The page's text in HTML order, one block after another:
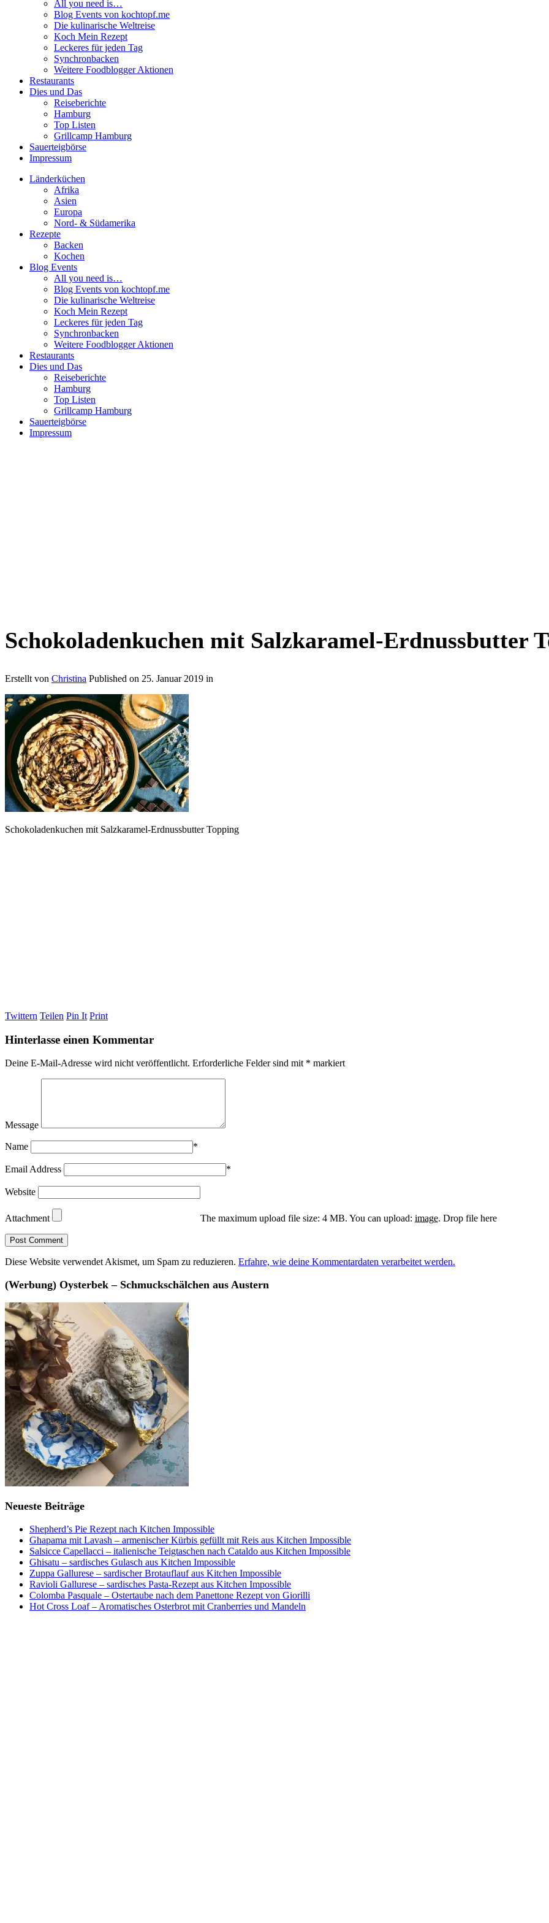
All you need is…
Blog Events von kochtopf.me
Die kulinarische Weltreise
Koch Mein Rezept
Leckeres für jeden Tag
Synchronbacken
Weitere Foodblogger Aktionen
Restaurants
Dies und Das
Reiseberichte
Hamburg
Top Listen
Grillcamp Hamburg
Sauerteigbörse
Impressum
Länderküchen
Afrika
Asien
Europa
Nord- & Südamerika
Rezepte
Backen
Kochen
Blog Events
All you need is…
Blog Events von kochtopf.me
Die kulinarische Weltreise
Koch Mein Rezept
Leckeres für jeden Tag
Synchronbacken
Weitere Foodblogger Aktionen
Restaurants
Dies und Das
Reiseberichte
Hamburg
Top Listen
Grillcamp Hamburg
Sauerteigbörse
Impressum
Schokoladenkuchen mit Salzkaramel-Erdnussbutter
Erstellt von Christina Published on 25. Januar 2019 in
Schokoladenkuchen mit Salzkaramel-Erdnussbutter Topping
Twittern Teilen Pin It Print
Hinterlasse einen Kommentar
Deine E-Mail-Adresse wird nicht veröffentlicht. Erforderliche Felder sind mit * markiert
Message
Name *
Email Address *
Website
Attachment The maximum upload file size: 4 MB. You can upload: image. Drop file here
Diese Website verwendet Akismet, um Spam zu reduzieren. Erfahre, wie deine Kommentardaten verarbeitet werden.
(Werbung) Oysterbek – Schmuckschälchen aus Austern
Neueste Beiträge
Shepherd’s Pie Rezept nach Kitchen Impossible
Ghapama mit Lavash – armenischer Kürbis gefüllt mit Reis aus Kitchen Impossible
Salsicce Capellacci – italienische Teigtaschen nach Cataldo aus Kitchen Impossible
Ghisatu – sardisches Gulasch aus Kitchen Impossible
Zuppa Gallurese – sardischer Brotauflauf aus Kitchen Impossible
Ravioli Gallurese – sardisches Pasta-Rezept aus Kitchen Impossible
Colomba Pasquale – Ostertaube nach dem Panettone Rezept von Giorilli
Hot Cross Loaf – Aromatisches Osterbrot mit Cranberries und Mandeln